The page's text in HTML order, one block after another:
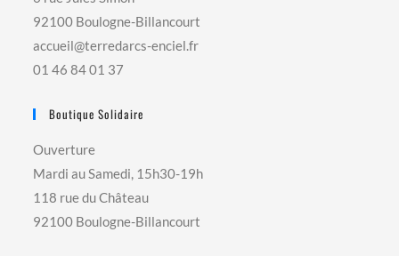
92100 Boulogne-Billancourt
accueil@terredarcs-enciel.fr
01 46 84 01 37
Boutique Solidaire
Ouverture
Mardi au Samedi, 15h30-19h
118 rue du Château
92100 Boulogne-Billancourt